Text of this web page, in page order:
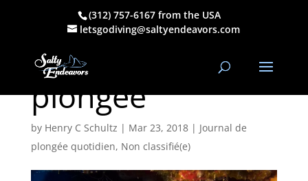
(312) 757-6167 from the USA
letsgodiving@saltyendeavors.com
21 mars 2018
PM Journal de
plongée
by Henry C Schultz | Mar 23, 2018| Journal de
plongée quotidien, Non classifié(e)